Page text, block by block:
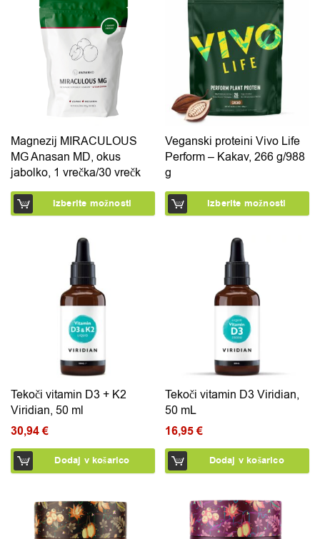
Magnezij MIRACULOUS
MG Anasan MD, okus
jabolko, 1 vrečka/30 vrečk
Izberite možnosti
Veganski proteini Vivo Life
Perform – Kakav, 266 g/988
g
Izberite možnosti
Tekoči vitamin D3 + K2
Viridian, 50 ml
30,94€
Dodaj v košarico
Tekoči vitamin D3 Viridian,
50 mL
16,95€
Dodaj v košarico